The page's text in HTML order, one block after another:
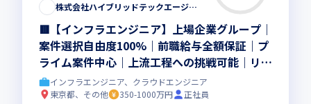
株式会社ハイブリッドテックエージェント
🟥【インフラエンジニア】上場企業グループ｜
案件選択自由度100%｜前職給与全額保証｜プ
ライム案件中心｜上流工程への挑戦可能｜リモ
ート可能案件多数｜キャリアアップ支援｜平均
残業時間15h以下｜カジュアル面談OK
インフラエンジニア、クラウドエンジニア
東京都、その他
350-1000万円
正社員